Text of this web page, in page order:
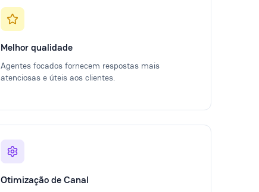
Melhor qualidade
Agentes focados fornecem respostas mais
atenciosas e úteis aos clientes.
Otimização de Canal